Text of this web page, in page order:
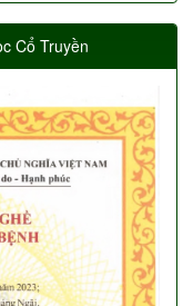
Cổ Truyền